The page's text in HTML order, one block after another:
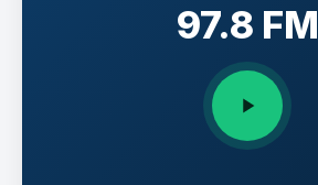
97.8 FM